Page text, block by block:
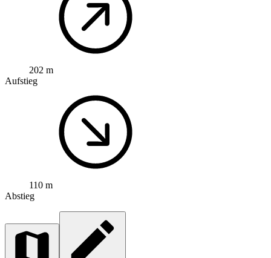
202 m
Aufstieg
110 m
Abstieg